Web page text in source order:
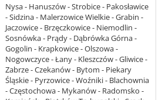
Nysa - Hanuszów - Strobice - Pakosławice
- Sidzina - Malerzowice Wielkie - Grabin -
Jaczowice - Brzęczkowice - Niemodlin -
Sosnówka - Prądy - Dąbrówka Górna -
Gogolin - Krapkowice - Olszowa -
Nogowczyce - Łany - Kleszczów - Gliwice -
Zabrze - Czekanów - Bytom - Piekary
Śląskie - Pyrzowice - Woźniki - Blachownia
- Częstochowa - Mykanów - Radomsko -